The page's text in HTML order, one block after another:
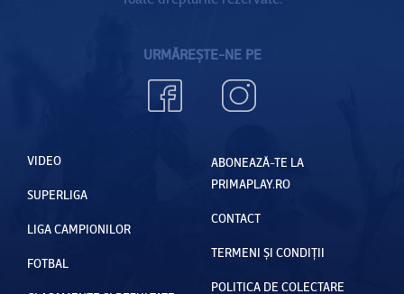
URMĂREȘTE-NE PE
VIDEO
SUPERLIGA
LIGA CAMPIONILOR
FOTBAL
ABONEAZĂ-TE LA
PRIMAPLAY.RO
CONTACT
TERMENI ȘI CONDIȚII
POLITICA DE COLECTARE